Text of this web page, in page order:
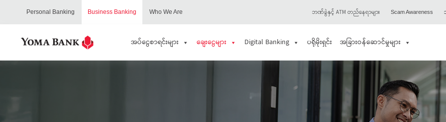
Personal Banking Business Banking Who We Are ဘဏ်ခွဲနှင့် ATM တည်နေရာများ Scam Awareness
အပ်ငွေစာရင်းများ ချေးငွေများ Digital Banking ပရိုမိုးရှင်း အခြားဝန်ဆောင်မှုများ